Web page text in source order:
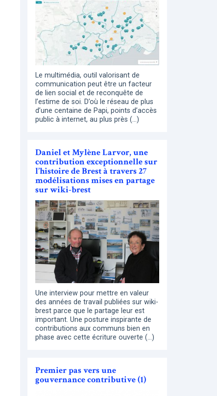
Le multimédia, outil valorisant de
communication peut être un facteur
de lien social et de reconquête de
l’estime de soi. D’où le réseau de plus
d’une centaine de Papi, points d’accès
public à internet, au plus près (…)
Daniel et Mylène Larvor, une
contribution exceptionnelle sur
l’histoire de Brest à travers 27
modélisations mises en partage
sur wiki-brest
Une interview pour mettre en valeur
des années de travail publiées sur wiki-
brest parce que le partage leur est
important. Une posture inspirante de
contributions aux communs bien en
phase avec cette écriture ouverte (…)
Premier pas vers une
gouvernance contributive (1)